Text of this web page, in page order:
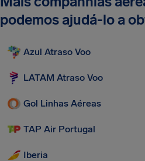
podemos ajudá-lo a
Azul Atraso Voo
LATAM Atraso Voo
Gol Linhas Aéreas
TAP Air Portugal
Iberia